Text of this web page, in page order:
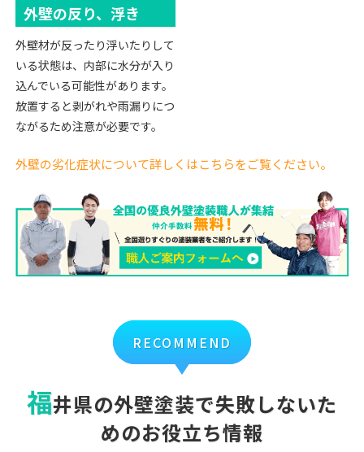
外壁の反り、浮き
外壁材が反ったり浮いたりして
いる状態は、内部に水分が入り
込んでいる可能性があります。
放置すると剥がれや雨漏りにつ
ながるため注意が必要です。
外壁の劣化症状について詳しくはこちらをご覧ください。
RECOMMEND
福井県の外壁塗装で失敗しないた
めのお役立ち情報